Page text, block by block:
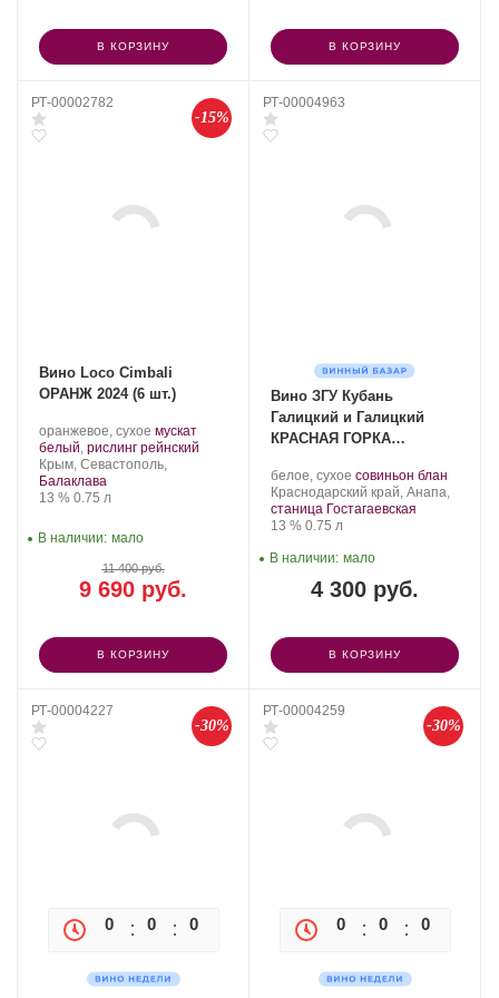
В КОРЗИНУ В КОРЗИНУ
РТ-00002782
-15%
Вино Loco Cimbali
ОРАНЖ 2024 (6 шт.)
Производитель:
Loco
Cimbali
Winery.
оранжевое, сухое .
Сорт
винограда:
мускат
белый, рислинг рейнский
Регион:
Крым, Севастополь,
Балаклава
Крепость
13 %. Объем
0.75 л
9 690 руб.
11 400 руб.
В наличии: мало
В КОРЗИНУ
РТ-00004963
Вино ЗГУ Кубань
Галицкий и Галицкий
КРАСНАЯ ГОРКА
Производитель:
Галицкий
и
Галицкий.
белое, сухое .
Сорт
винограда:
совиньон блан
Регион:
Краснодарский край, Анапа,
станица Гостагаевская
Крепость
13 %. Объем
0.75 л
4 300 руб.
В наличии: мало
В КОРЗИНУ
РТ-00004227
-30%
0 0 0
РТ-00004259
-30%
0 0 0